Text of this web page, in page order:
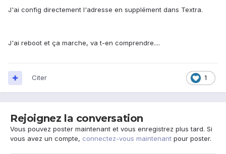
J'ai config directement l'adresse en supplément dans Textra.
J'ai reboot et ça marche, va t-en comprendre....
1
Citer
Rejoignez la conversation
Vous pouvez poster maintenant et vous enregistrez plus tard. Si
vous avez un compte, connectez-vous maintenant pour poster.